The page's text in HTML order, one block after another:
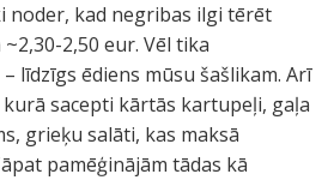
noder, kad negribas ilgi tērēt
2,50 eur. Vēl tika
līdzīgs ēdiens mūsu šašlikam. Arī
sacepti kārtās kartupeļi, gaļa
grieķu salāti, kas maksā
pamēģinājām tādas kā